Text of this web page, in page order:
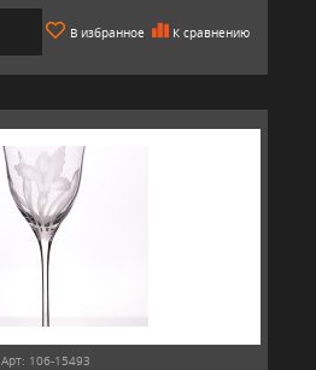
В избранное К сравнению
Арт: 106-15493